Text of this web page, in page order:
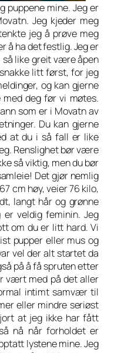
puppene mine. Jeg er
Jeg kjeder meg
jeg å prøve meg
å ha det festlig. Jeg er
så like greit være åpen
litt først, for jeg
og kan gjerne
deg før vi møtes.
som er i Movatn av
Du kan gjerne
at du i så fall er like
Renslighet bør være
så viktig, men du bør
Det gjør nemlig
cm høy, veier 76 kilo,
langt hår og grønne
veldig feminin. Jeg
om du er litt hard. Vi
pupper eller mus og
vel der alt startet da
på å få spruten etter
vært med på det aller
intimt samvær til
eller mindre seriøst
at jeg ikke har fått
nå når forholdet er
lystene mine. Jeg